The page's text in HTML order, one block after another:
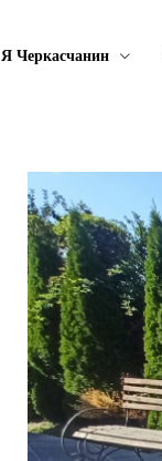
Я Черкасчанин